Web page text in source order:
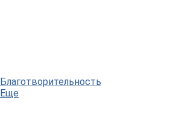
Благотворительность
Еще